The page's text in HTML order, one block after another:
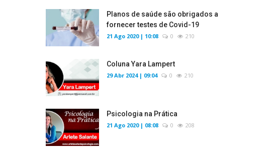
Planos de saúde são obrigados a
fornecer testes de Covid-19
21 Ago 2020 | 10:08 0 210
Coluna Yara Lampert
29 Abr 2024 | 09:04 0 210
Psicologia na Prática
21 Ago 2020 | 08:08 0 208